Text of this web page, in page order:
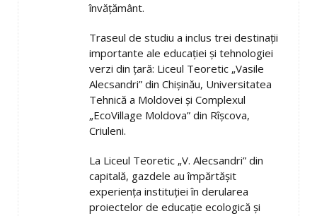
învățământ.
Traseul de studiu a inclus trei destinații
importante ale educației și tehnologiei
verzi din țară: Liceul Teoretic „Vasile
Alecsandri” din Chișinău, Universitatea
Tehnică a Moldovei și Complexul
„EcoVillage Moldova” din Rîșcova,
Criuleni.
La Liceul Teoretic „V. Alecsandri” din
capitală, gazdele au împărtășit
experiența instituției în derularea
proiectelor de educație ecologică și